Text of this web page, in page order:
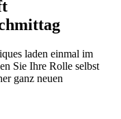
laden einmal im
Sie Ihre Rolle selbst
ganz neuen